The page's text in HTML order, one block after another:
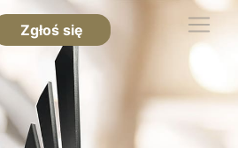
Zgłoś się